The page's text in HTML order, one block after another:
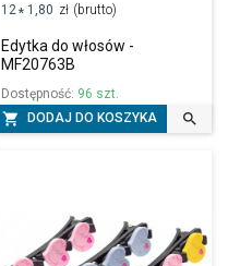
12 * 1,80 zł (brutto)
Edytka do włosów -
MF20763B
Dostępność: 96 szt.
 DODAJ DO KOSZYKA 